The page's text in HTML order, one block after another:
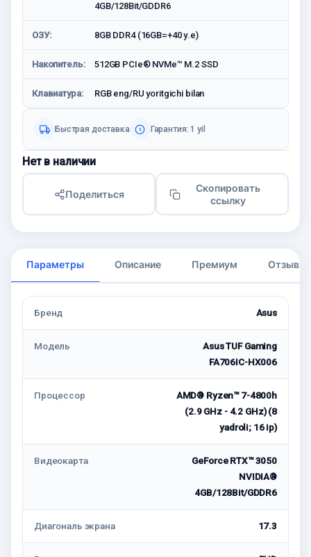
4GB/128Bit/GDDR6
ОЗУ: 8GB DDR4 (16GB=+40 у.е)
Накопитель: 512GB PCIe® NVMe™ M.2 SSD
Клавиатура: RGB eng/RU yoritgichi bilan
Быстрая доставка Гарантия: 1 yil
Нет в наличии
Поделиться
Скопировать
ссылку
Параметры Описание Премиум Отзывы
Бренд Asus
Модель
Asus TUF Gaming
FA706IC-HX006
Процессор
AMD® Ryzen™ 7-4800h
(2.9 GHz - 4.2 GHz) (8
yadroli; 16 ip)
Видеокарта
GeForce RTX™ 3050
NVIDIA®
4GB/128Bit/GDDR6
Диагональ экрана 17.3